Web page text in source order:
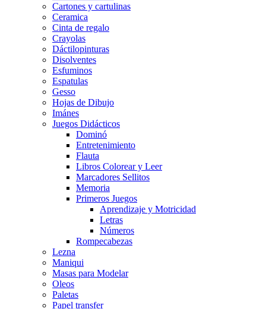
Cartones y cartulinas
Ceramica
Cinta de regalo
Crayolas
Dáctilopinturas
Disolventes
Esfuminos
Espatulas
Gesso
Hojas de Dibujo
Imánes
Juegos Didácticos
Dominó
Entretenimiento
Flauta
Libros Colorear y Leer
Marcadores Sellitos
Memoria
Primeros Juegos
Aprendizaje y Motricidad
Letras
Números
Rompecabezas
Lezna
Maniqui
Masas para Modelar
Oleos
Paletas
Papel transfer